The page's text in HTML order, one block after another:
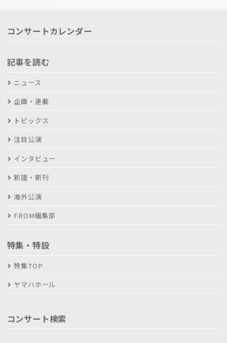
コンサートカレンダー
記事を読む
ニュース
企画・連載
トピックス
注目公演
インタビュー
新譜・新刊
海外公演
FROM編集部
特集・特設
特集TOP
ヤマハホール
コンサート検索